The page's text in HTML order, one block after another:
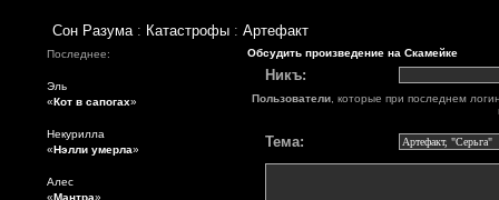
Сон Разума: Катастрофы: Артефакт
Последнее:
Эль
«Кот в сапогах»
Некурилла
«Нэлли умерла»
Алес
«Мантра»
Обсудить произведение на Скамейке
Никъ:
Пользователи , которые при последнем
Тема: